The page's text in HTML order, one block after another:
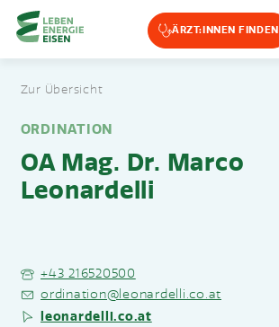
Zum Hauptinhalt springen
ÄRZT:INNEN FINDEN
Home-Eisencheck
Zur Übersicht
ORDINATION
OA Mag. Dr. Marco
Leonardelli
+43 216520500
ordination@leonardelli.co.at
leonardelli.co.at